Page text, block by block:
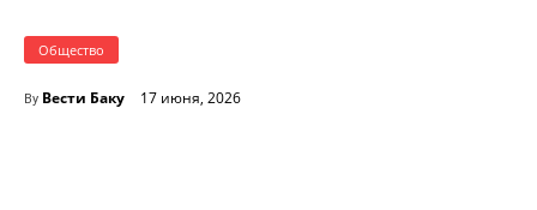
Общество
By Вести Баку 17 июня, 2026